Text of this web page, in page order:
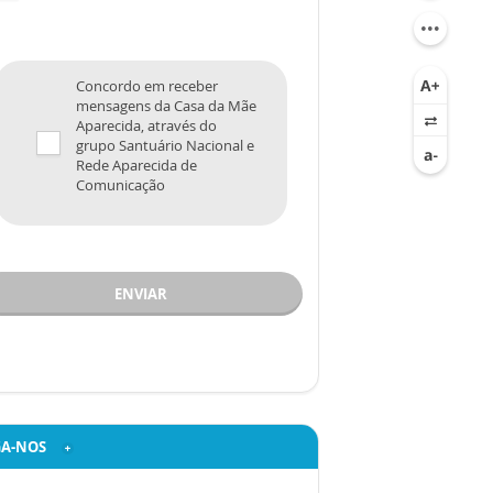
Concordo em receber
mensagens da Casa da Mãe
Aparecida, através do
grupo Santuário Nacional e
Rede Aparecida de
Comunicação
ENVIAR
NOS